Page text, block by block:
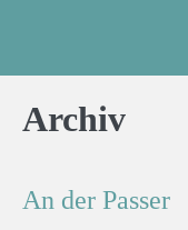
Archiv
An der Passer